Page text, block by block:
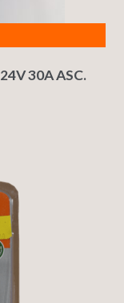
30A ASC.